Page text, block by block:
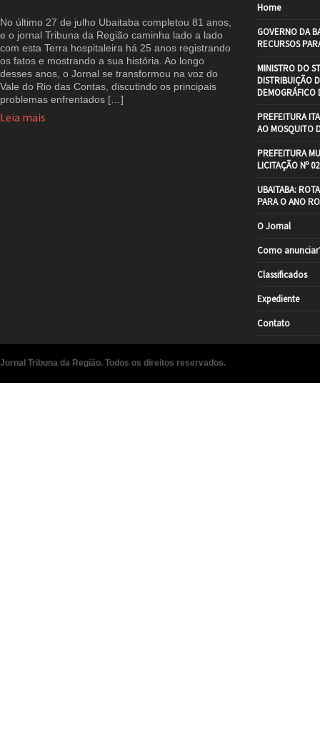
No último 27 de julho Ubaitaba completou 81 anos,
e o jornal Tribuna da Região caminha lado a lado
com esta Terra hospitaleira há 25 anos registrando
os fatos e mostrando a sua história. Ao longo
desses anos, o Jornal se transformou na voz do
Vale do Rio das Contas, discutindo os principais
problemas enfrentados […]
Leia mais
Home
GOVERNO DA
RECURSOS
MINISTRO DO
DISTRIBUIÇÃO
DEMOGRÁFICO
PREFEITURA
AO MOSQUITO
PREFEITURA
LICITAÇÃO Nº
UBAITABA:
PARA O ANO
O Jornal
Como
Classificados
Expediente
Contato
Jornal Tribuna da Região. Todos os direitos reservados.